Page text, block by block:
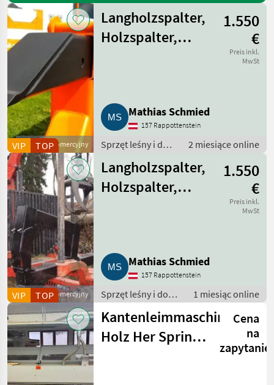
Woody
14
Logosol
Timberjack
4
Holzprofi
2
Indexator Rotator Systems
2
Pokaż
wszystkie
17
MARKETPLACE
Marketplace
Oferty
dealerów
Dostawca komercyjny
VIP TOP
Langholzspalter,
Holzspalter,
1.550
€
Preis inkl.
MwSt
Mathias Schmied
157 Rappottenstein
Sprzęt leśny i do
Inny sprzęt leśny i
do obróbki
drewna
2 miesiące online
Dostawca komercyjny
VIP TOP
Langholzspalter,
Holzspalter,
1.550
€
Preis inkl.
MwSt
Mathias Schmied
157 Rappottenstein
Sprzęt leśny i do
obróbki drewna /
Inny sprzęt leśny i
do obróbki drewna
1 miesiąc online
Kantenleimmaschine
Holz Her Sprint
Cena
na
zapytanie